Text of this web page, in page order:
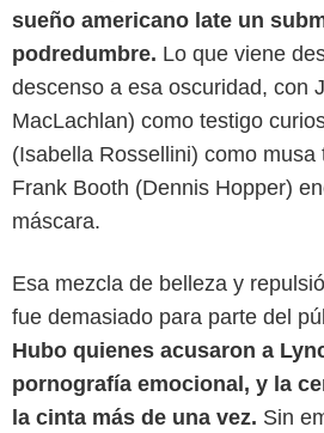
sueño americano late un
podredumbre. Lo que viene
descenso a esa oscuridad, con
MacLachlan) como testigo
(Isabella Rossellini) como musa
Frank Booth (Dennis Hopper)
máscara.
Esa mezcla de belleza y
fue demasiado para parte del
Hubo quienes acusaron a
pornografía emocional, y la
la cinta más de una vez. Sin